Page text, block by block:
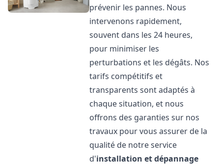
prévenir les pannes. Nous
intervenons rapidement,
souvent dans les 24 heures,
pour minimiser les
perturbations et les dégâts. Nos
tarifs compétitifs et
transparents sont adaptés à
chaque situation, et nous
offrons des garanties sur nos
travaux pour vous assurer de la
qualité de notre service
d'installation et dépannage